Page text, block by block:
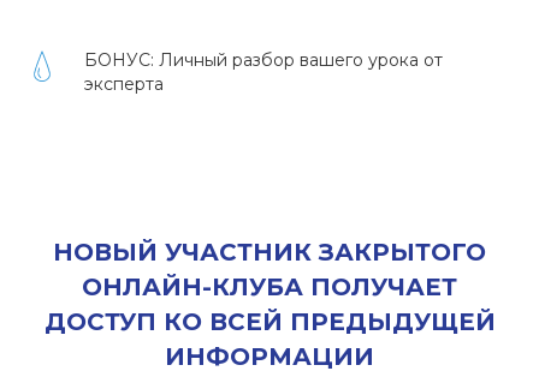
БОНУС: Личный разбор вашего урока от
эксперта
НОВЫЙ УЧАСТНИК ЗАКРЫТОГО
ОНЛАЙН-КЛУБА ПОЛУЧАЕТ
ДОСТУП КО ВСЕЙ ПРЕДЫДУЩЕЙ
ИНФОРМАЦИИ